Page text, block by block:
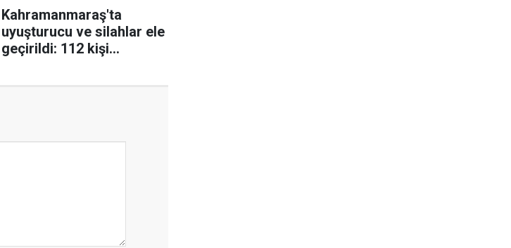
Kahramanmaraş'ta
uyuşturucu ve silahlar ele
geçirildi: 112 kişi